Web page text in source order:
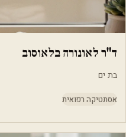
ד"ר לאונורה בלאוסוב
בת ים
אסתטיקה רפואית